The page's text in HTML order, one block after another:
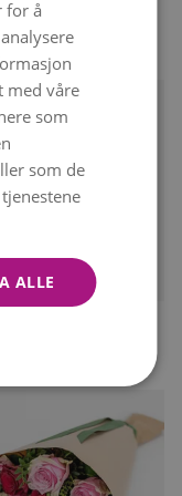
Frakr 399
leveres i dag
ENGLISH
for å
med våre
som
som de
ALLE